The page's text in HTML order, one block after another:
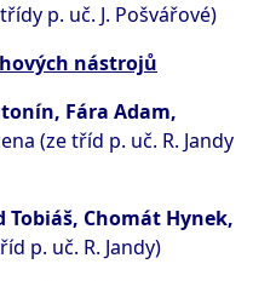
p. uč. J. Pošvářové)
nástrojů
Fára Adam,
(ze tříd p. uč. R. Jandy
Tobiáš, Chomát Hynek,
p. uč. R. Jandy)